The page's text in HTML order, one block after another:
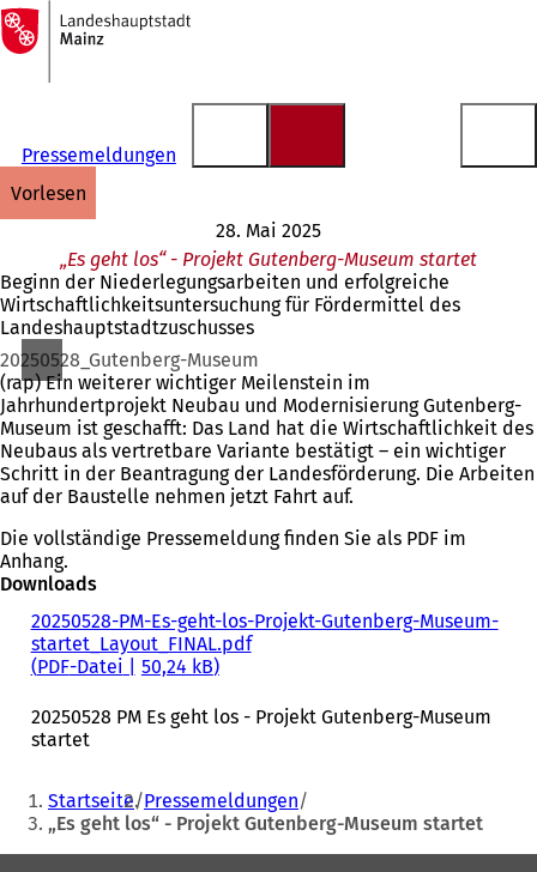
Inhalt anspringen
Zur
Startseite
Pressemeldungen
vorlesen
28. Mai 2025
„Es geht los“ - Projekt Gutenberg-Museum startet
Beginn der Niederlegungsarbeiten und erfolgreiche
Wirtschaftlichkeitsuntersuchung für Fördermittel des
Landeshauptstadtzuschusses
20250528_Gutenberg-Museum
(rap) Ein weiterer wichtiger Meilenstein im
Jahrhundertprojekt Neubau und Modernisierung Gutenberg-
Museum ist geschafft: Das Land hat die Wirtschaftlichkeit des
Neubaus als vertretbare Variante bestätigt – ein wichtiger
Schritt in der Beantragung der Landesförderung. Die Arbeiten
auf der Baustelle nehmen jetzt Fahrt auf.
Die vollständige Pressemeldung finden Sie als PDF im
Anhang.
Downloads
20250528-PM-Es-geht-los-Projekt-Gutenberg-Museum-
startet_Layout_FINAL.pdf
PDF-Datei 50,24 kB
20250528 PM Es geht los - Projekt Gutenberg-Museum
startet
Sie
befinden
sich
Startseite Pressemeldungen
„Es geht los“ - Projekt Gutenberg-Museum startet